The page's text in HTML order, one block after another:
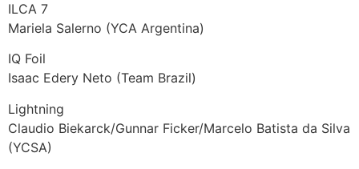
ILCA 7
Mariela Salerno (YCA Argentina)
IQ Foil
Isaac Edery Neto (Team Brazil)
Lightning
Claudio Biekarck/Gunnar Ficker/Marcelo Batista da Silva
(YCSA)